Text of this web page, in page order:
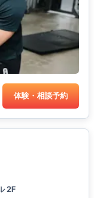
体験・相談予約
2F